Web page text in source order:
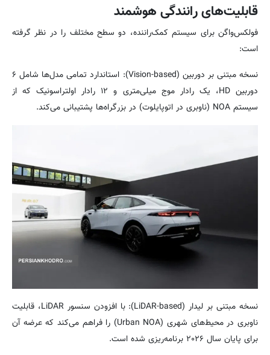
قابلیت‌های رانندگی هوشمند
فولکس‌واگن برای سیستم کمک‌راننده، دو سطح مختلف را در نظر گرفته
است:
نسخه مبتنی بر دوربین (Vision-based): استاندارد تمامی مدل‌ها شامل ۶
دوربین HD، یک رادار موج میلی‌متری و ۱۲ رادار اولتراسونیک که از
سیستم NOA (ناوبری در اتوپایلوت) در بزرگراه‌ها پشتیبانی می‌کند.
نسخه مبتنی بر لیدار (LiDAR-based): با افزودن سنسور LiDAR، قابلیت
ناوبری در محیط‌های شهری (Urban NOA) را فراهم می‌کند که عرضه آن
برای پایان سال ۲۰۲۶ برنامه‌ریزی شده است.